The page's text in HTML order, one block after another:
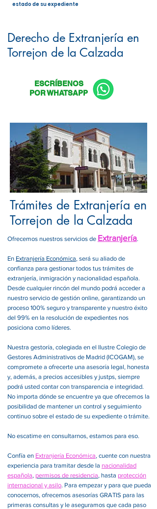
estado de su expediente
Derecho de Extranjería en
Torrejon de la Calzada
ESCRÍBENOS
POR WHATSAPP
Trámites de Extranjería en
Torrejon de la Calzada
Ofrecemos nuestros servicios de Extranjería.
En Extranjería Económica, será su aliado de
confianza para gestionar todos tus trámites de
extranjería, inmigración y nacionalidad española.
Desde cualquier rincón del mundo podrá acceder a
nuestro servicio de gestión online, garantizando un
proceso 100% seguro y transparente y nuestro éxito
del 99% en la resolución de expedientes nos
posiciona como líderes.
Nuestra gestoría, colegiada en el Ilustre Colegio de
Gestores Administrativos de Madrid (ICOGAM), se
compromete a ofrecerte una asesoría legal, honesta
y, además, a precios accesibles y justps, siempre
podrá usted contar con transparencia e integridad.
No importa dónde se encuentre ya que ofrecemos la
posibilidad de mantener un control y seguimiento
continuo sobre el estado de su expediente o trámite.
No escatime en consultarnos, estamos para eso.
Confía en Extranjería Económica, cuente con nuestra
experiencia para tramitar desde la nacionalidad
española, permisos de residencia, hasta protección
internacional y asilo. Para empezar y para que pueda
conocernos, ofrecemos asesorías GRATIS para las
primeras consultas y le aseguramos que cada paso